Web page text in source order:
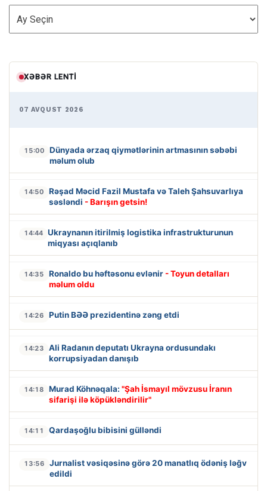
ARXİV
XƏBƏR LENTI
07 AVQUST 2026
15:00
Dünyada ərzaq qiymətlərinin artmasının səbəbi
məlum olub
14:50
Rəşad Məcid Fazil Mustafa və Taleh Şahsuvarlıya
səsləndi - Barışın getsin!
14:44 Ukraynanın itirilmiş logistika infrastrukturunun
miqyası açıqlanıb
14:35 Ronaldo bu həftəsonu evlənir - Toyun detalları
məlum oldu
14:26 Putin BƏƏ prezidentinə zəng etdi
14:23
Ali Radanın deputatı Ukrayna ordusundakı
korrupsiyadan danışıb
14:18 Murad Köhnəqala: "Şah İsmayıl mövzusu İranın
sifarişi ilə köpükləndirilir"
14:11 Qardaşoğlu bibisini gülləndi
13:56
Jurnalist vəsiqəsinə görə 20 manatlıq ödəniş ləğv
edildi